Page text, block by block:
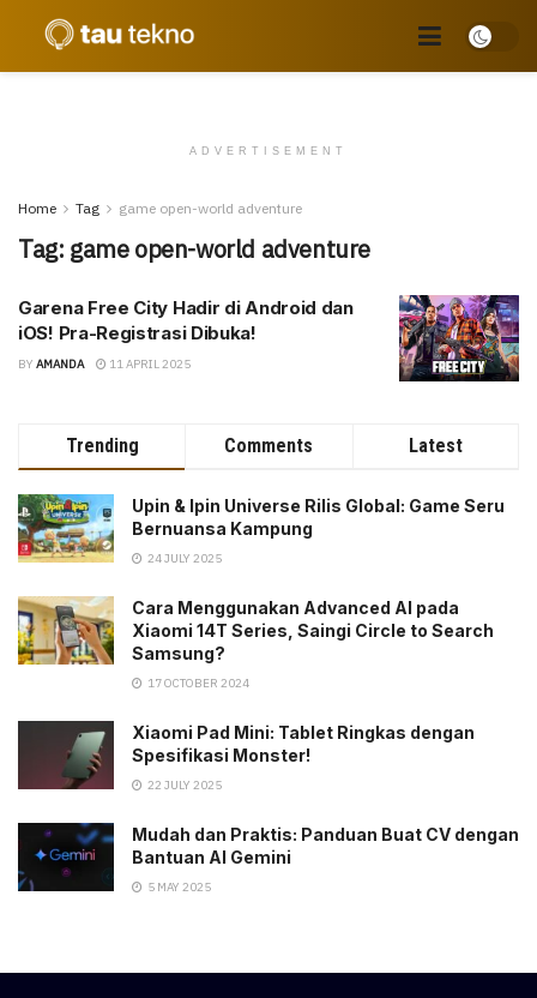
ADVERTISEMENT
Home Tag game open-world adventure
Tag: game open-world adventure
Garena Free City Hadir di Android dan
iOS! Pra-Registrasi Dibuka!
BY AMANDA 11 APRIL 2025
Trending Comments Latest
Upin & Ipin Universe Rilis Global: Game Seru
Bernuansa Kampung
24 JULY 2025
Cara Menggunakan Advanced AI pada
Xiaomi 14T Series, Saingi Circle to Search
Samsung?
17 OCTOBER 2024
Xiaomi Pad Mini: Tablet Ringkas dengan
Spesifikasi Monster!
22 JULY 2025
Mudah dan Praktis: Panduan Buat CV dengan
Bantuan AI Gemini
5 MAY 2025